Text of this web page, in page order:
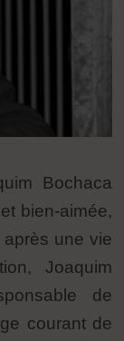
Bochaca
bien-aimée,
une vie
Joaquim
de
courant de